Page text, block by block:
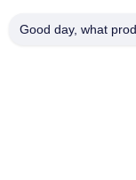
Δωμάτιο 1101,
Good day, what